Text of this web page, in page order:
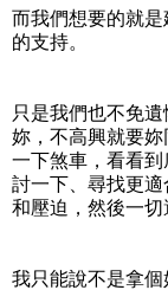
而我們想要的就
的支持。
只是我們也不免
妳，不高興就要
一下煞車，看看
討一下、尋找更
和壓迫，然後一切
我只能說不是拿